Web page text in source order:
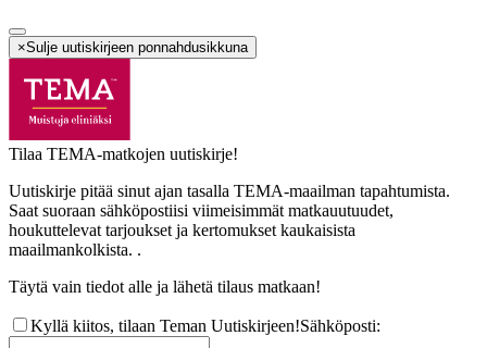
×Sulje uutiskirjeen ponnahdusikkuna
Tilaa TEMA-matkojen uutiskirje!
Uutiskirje pitää sinut ajan tasalla TEMA-maailman tapahtumista.
Saat suoraan sähköpostiisi viimeisimmät matkauutuudet,
houkuttelevat tarjoukset ja kertomukset kaukaisista
maailmankolkista. .
Täytä vain tiedot alle ja lähetä tilaus matkaan!
Kyllä kiitos, tilaan Teman Uutiskirjeen!Sähköposti: